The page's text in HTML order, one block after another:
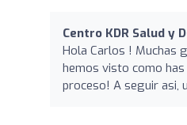
Centro KDR Salud y
Hola Carlos ! Muchas
hemos visto como
proceso! A seguir asi,